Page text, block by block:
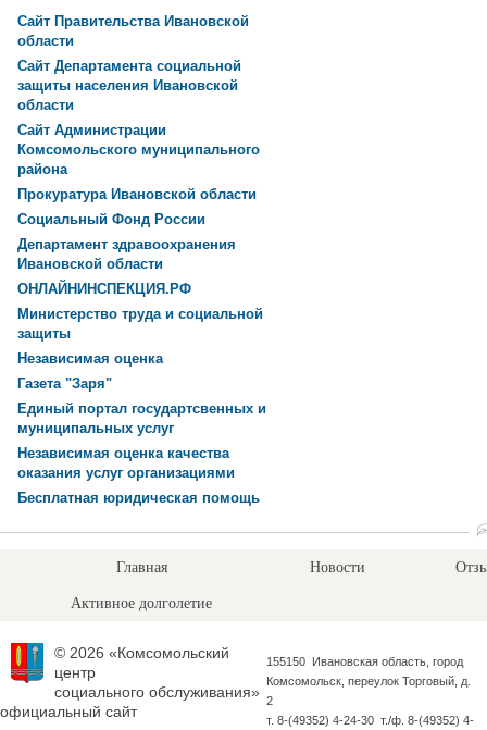
Сайт Правительства Ивановской
области
Сайт Департамента социальной
защиты населения Ивановской
области
Сайт Администрации
Комсомольского муниципального
района
Прокуратура Ивановской области
Социальный Фонд России
Департамент здравоохранения
Ивановской области
ОНЛАЙНИНСПЕКЦИЯ.РФ
Министерство труда и социальной
защиты
Независимая оценка
Газета "Заря"
Единый портал государтсвенных и
муниципальных услуг
Независимая оценка качества
оказания услуг организациями
Бесплатная юридическая помощь
Главная Новости
Активное долголетие
© 2026 «Комсомольский
центр
социального обслуживания»
официальный сайт
155150 Ивановская область, город
Комсомольск, переулок Торговый, д.
2
т. 8-(49352) 4-24-30 т./ф. 8-(49352) 4-